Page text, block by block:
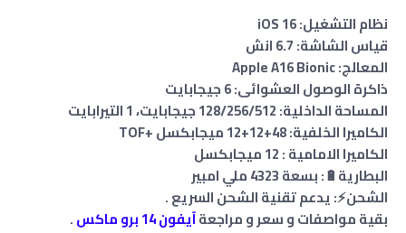
نظام التشغيل: iOS 16
قياس الشاشة: 6.7 انش
المعالج: Apple A16 Bionic
ذاكرة الوصول العشوائى: 6 جيجابايت
المساحة الداخلية: 128/256/512 جيجابايت، 1 التيرابايت
الكاميرا الخلفية: 48+12+12 ميجابكسل +TOF
الكاميرا الامامية : 12 ميجابكسل
البطارية🔋: بسعة 4323 ملي امبير
الشحن⚡: يدعم تقنية الشحن السريع .
بقية مواصفات و سعر و مراجعةآيفون 14 برو ماكس .